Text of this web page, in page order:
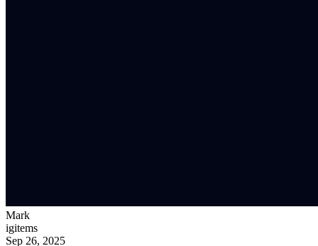
Mark
igitems
Sep 26, 2025